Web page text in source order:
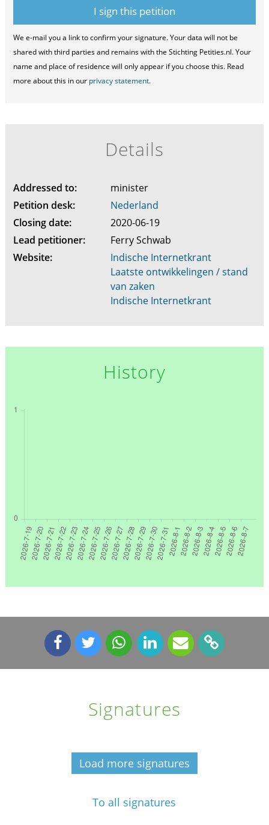
We e-mail you a link to confirm your signature. Your data will not be
shared with third parties and remains with the Stichting Petities.nl. Your
name and place of residence will only appear if you choose this. Read
more about this in our privacy statement.
Details
Addressed to:
minister
Petition desk:
Nederland
Closing date:
2020-06-19
Lead petitioner:
Ferry Schwab
Website:
Indische Internetkrant
Laatste ontwikkelingen / stand
van zaken
Indische Internetkrant
History
Signatures
Load more signatures
To all signatures